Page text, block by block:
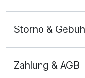
Storno &
Zahlung & AGB